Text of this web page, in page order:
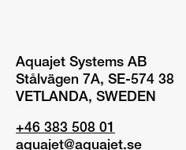
Aquajet Systems AB
Stålvägen 7A, SE-574 38
VETLANDA, SWEDEN
+46 383 508 01
aquajet@aquajet.se